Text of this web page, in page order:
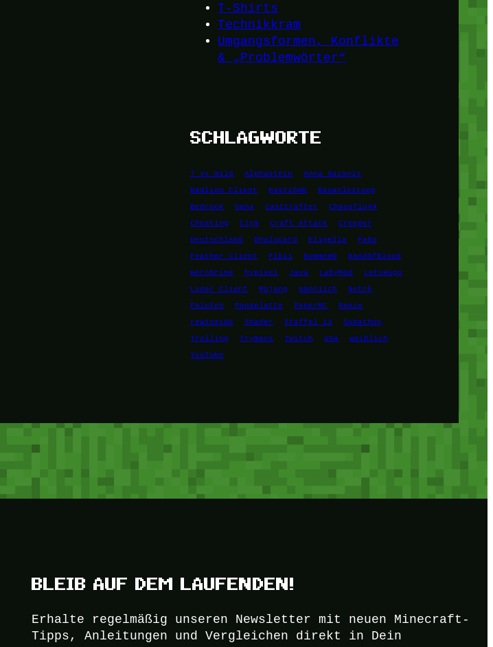
T-Shirts
Technikkram
Umgangsformen, Konflikte
& „Problemwörter“
SCHLAGWORTE
7 vs Wild Alphastein
Anna Gazanis
Badlion Client
bastiGHG
Bauanleitung
Bedrock
benx CastCrafter
Chaosflo44
Cheating
Clym Craft Attack
Creeper
Deutschland
Dhalucard Eligella
Fabo
Feather Client
Fibii GommeHD
HandOfBlood
Herobrine
hypixel Java LabyMod
LetsHugo
Lunar Client
Mojang männlich
Notch
Paluten
Papaplatte PaperMC
Reeze
rewinside
Shader Staffel 13
Subathon
Trolling
Trymacs Twitch USA
weiblich
YouTube
BLEIB AUF DEM LAUFENDEN!
Erhalte regelmäßig unseren Newsletter mit neuen Minecraft-
Tipps, Anleitungen und Vergleichen direkt in Dein